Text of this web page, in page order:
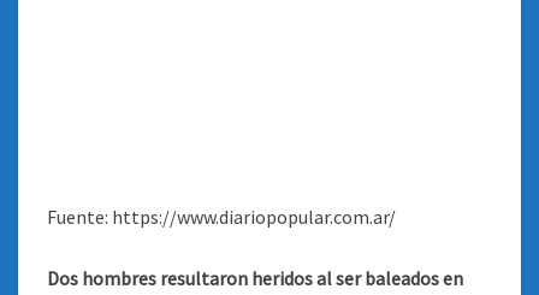
Fuente: https://www.diariopopular.com.ar/
Dos hombres resultaron heridos al ser baleados en